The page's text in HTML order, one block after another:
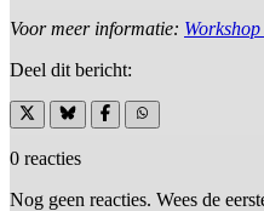
Voor meer informatie:
Deel dit bericht:
0 reacties
Nog geen reacties. Wees de